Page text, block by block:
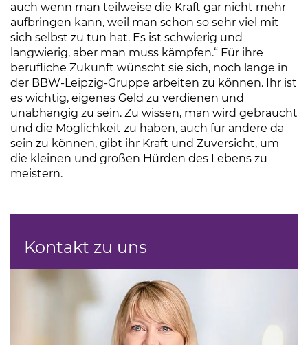
auch wenn man teilweise die Kraft gar nicht mehr
aufbringen kann, weil man schon so sehr viel mit
sich selbst zu tun hat. Es ist schwierig und
langwierig, aber man muss kämpfen.“ Für ihre
berufliche Zukunft wünscht sie sich, noch lange in
der BBW-Leipzig-Gruppe arbeiten zu können. Ihr ist
es wichtig, eigenes Geld zu verdienen und
unabhängig zu sein. Zu wissen, man wird gebraucht
und die Möglichkeit zu haben, auch für andere da
sein zu können, gibt ihr Kraft und Zuversicht, um
die kleinen und großen Hürden des Lebens zu
meistern.
Kontakt zu uns